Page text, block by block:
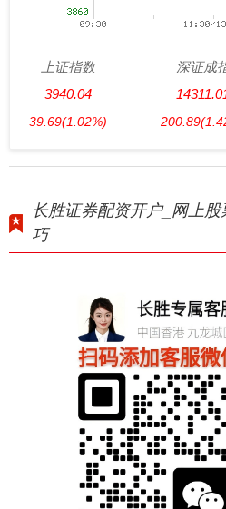
上证指数
3940.04
39.69(1.02%)
深证成
200.89
长胜证券配资开户_网上
巧